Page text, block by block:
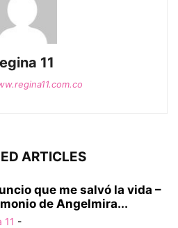
11
ARTICLES
que me salvó la vida –
de Angelmira...
11 -